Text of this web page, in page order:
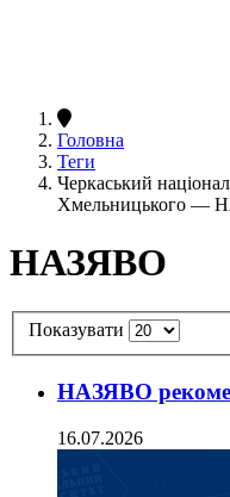
Головна
Теги
Черкаський
Хмельницького —
НАЗЯВО
Показувати
НАЗЯВО
16.07.2026